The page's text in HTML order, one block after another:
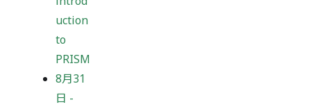
uction
to
PRISM
8月31
日 -